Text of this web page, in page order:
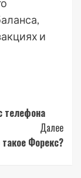
и
телефона
Далее
Форекс?